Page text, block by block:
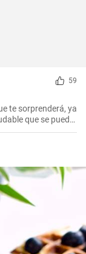
59
te sorprenderá, ya
que se puede